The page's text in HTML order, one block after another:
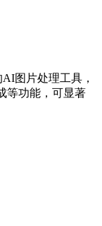
图片处理工具，
等功能，可显著